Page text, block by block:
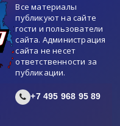
Все материалы
публикуют на сайте
гости и пользователи
сайта. Администрация
сайта не несет
ответственности за
публикации.
+7 495 968 95 89